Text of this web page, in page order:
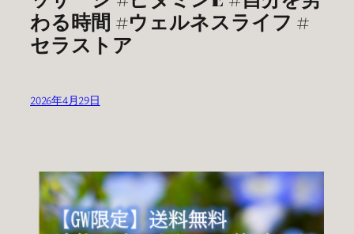
わる時間 #ウェルネスライフ #
セラストア
2026年4月29日